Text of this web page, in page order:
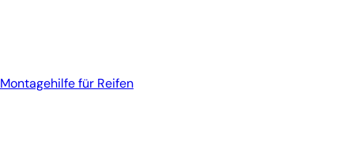
Montagehilfe für Reifen